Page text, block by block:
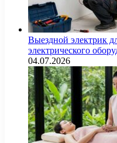
Выездной электрик
электрического
04.07.2026